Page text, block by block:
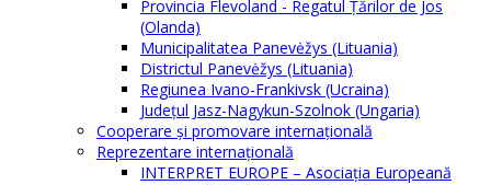
Provincia Flevoland - Regatul Ţărilor de Jos
(Olanda)
Municipalitatea Panevėžys (Lituania)
Districtul Panevėžys (Lituania)
Regiunea Ivano-Frankivsk (Ucraina)
Judeţul Jasz-Nagykun-Szolnok (Ungaria)
Cooperare şi promovare internaţională
Reprezentare internaţională
INTERPRET EUROPE – Asociația Europeană